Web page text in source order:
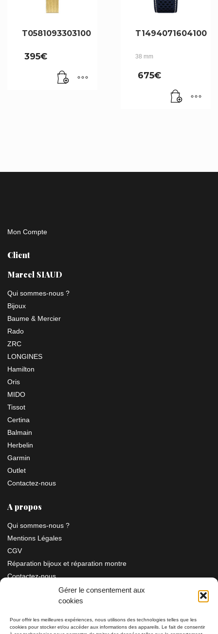
Gérer le consentement aux
cookies
Pour offrir les meilleures expériences, nous utilisons des technologies telles que les
cookies pour stocker et/ou accéder aux informations des appareils. Le fait de consentir
T0581093303100
395€
T1494071604100
38 mm
675€
Mon Compte
Client
Marcel SIAUD
Qui sommes-nous ?
Bijoux
Baume & Mercier
Rado
ZRC
LONGINES
Hamilton
Oris
MIDO
Tissot
Certina
Balmain
Herbelin
Garmin
Outlet
Contactez-nous
A propos
Qui sommes-nous ?
Mentions Légales
CGV
Réparation bijoux et réparation montre
Contactez-nous
Information